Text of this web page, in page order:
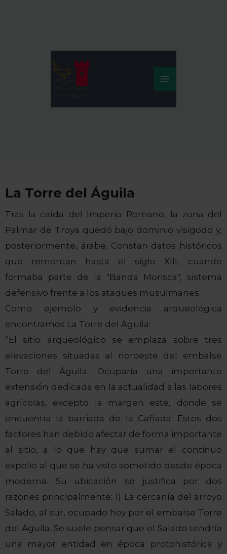
La Torre del Águila
Tras la caída del Imperio Romano, la zona del
Palmar de Troya quedó bajo dominio visigodo y,
posteriormente, árabe. Constan datos históricos
que remontan hasta el siglo XIII, cuando
formaba parte de la "Banda Morisca", sistema
defensivo frente a los ataques musulmanes.
Como ejemplo y evidencia arqueológica
encontramos La Torre del Águila:
“El sitio arqueológico se emplaza sobre tres
elevaciones situadas al noroeste del embalse
Torre del Águila. Ocuparía una importante
extensión dedicada en la actualidad a las labores
agrícolas, excepto la margen este, donde se
encuentra la barriada de la Cañada. Estos dos
factores han debido afectar de forma importante
al sitio, a lo que hay que sumar el continuo
expolio al que se ha visto sometido desde época
moderna. Su ubicación se justifica por dos
razones principalmente: 1) La cercanía del arroyo
Salado, al sur, ocupado hoy por el embalse Torre
del Águila. Se suele pensar que el Salado tendría
una mayor entidad en época protohistórica y